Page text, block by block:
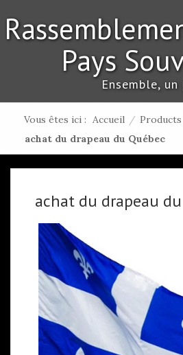
Pays
Ensemble, un
Vous êtes ici : Accueil /
achat du drapeau du Québec
achat du drapeau